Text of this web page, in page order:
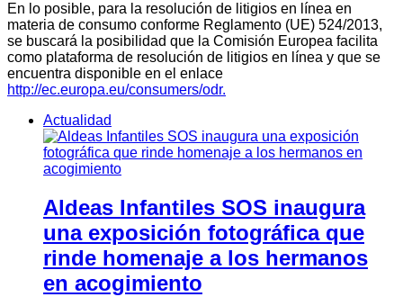
En lo posible, para la resolución de litigios en línea en
materia de consumo conforme Reglamento (UE) 524/2013,
se buscará la posibilidad que la Comisión Europea facilita
como plataforma de resolución de litigios en línea y que se
encuentra disponible en el enlace
http://ec.europa.eu/consumers/odr.
Actualidad
Aldeas Infantiles SOS inaugura
una exposición fotográfica que
rinde homenaje a los hermanos
en acogimiento